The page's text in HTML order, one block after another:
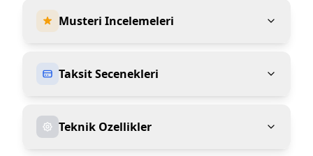
Musteri Incelemeleri
Taksit Secenekleri
Teknik Ozellikler